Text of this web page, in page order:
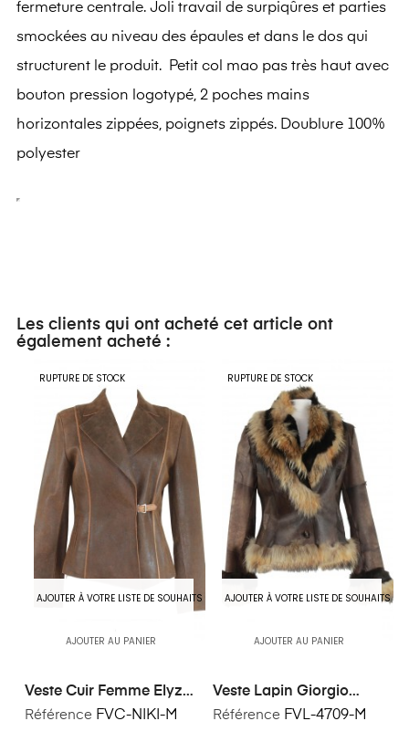
fermeture centrale. Joli travail de surpiqûres et parties
smockées au niveau des épaules et dans le dos qui
structurent le produit. Petit col mao pas très haut avec
bouton pression logotypé, 2 poches mains
horizontales zippées, poignets zippés. Doublure 100%
polyester
Les clients qui ont acheté cet article ont
également acheté :
RUPTURE DE STOCK
AJOUTER À VOTRE LISTE DE SOUHAITS
AJOUTER AU PANIER
Veste Cuir Femme Elyzé
Niki
Référence FVC-NIKI-M
RUPTURE DE STOCK
AJOUTER À VOTRE LISTE DE SOUHAITS
AJOUTER AU PANIER
Veste Lapin Giorgio
4709
Référence FVL-4709-M